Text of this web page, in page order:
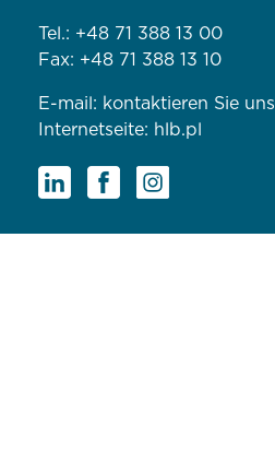
Tel.: +48 71 388 13 00
Fax: +48 71 388 13 10
E-mail: kontaktieren Sie uns
Internetseite: hlb.pl